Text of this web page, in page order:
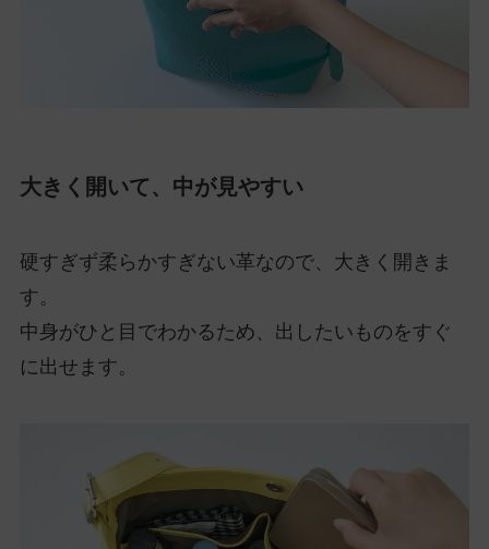
大きく開いて、中が見やすい
硬すぎず柔らかすぎない革なので、大きく開きま
す。
中身がひと目でわかるため、出したいものをすぐ
に出せます。